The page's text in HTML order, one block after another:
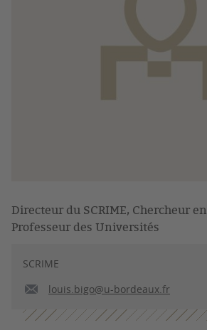
Directeur du SCRIME, Chercheur
Professeur des Universités
SCRIME
louis.bigo@u-bordeaux.fr